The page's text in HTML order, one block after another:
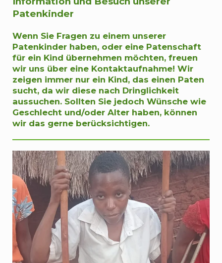
Patenkinder
Patenkinder haben, oder eine Patenschaft
für ein Kind übernehmen möchten, freuen
wir uns über eine Kontaktaufnahme! Wir
zeigen immer nur ein Kind, das einen Paten
sucht, da wir diese nach Dringlichkeit
aussuchen. Sollten Sie jedoch Wünsche wie
Geschlecht und/oder Alter haben, können
wir das gerne berücksichtigen.